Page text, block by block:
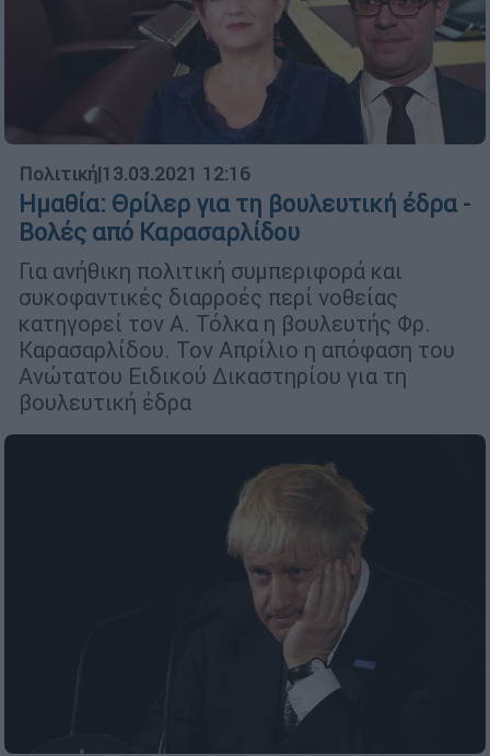
Πολιτική|13.03.2021 12:16
Ημαθία: Θρίλερ για τη βουλευτική έδρα -
Βολές από Καρασαρλίδου
Για ανήθικη πολιτική συμπεριφορά και
συκοφαντικές διαρροές περί νοθείας
κατηγορεί τον Α. Τόλκα η βουλευτής Φρ.
Καρασαρλίδου. Τον Απρίλιο η απόφαση του
Ανώτατου Ειδικού Δικαστηρίου για τη
βουλευτική έδρα